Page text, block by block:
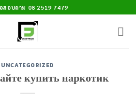
สอบถาม 08 2519 7479
UNCATEGORIZED
купить наркотик